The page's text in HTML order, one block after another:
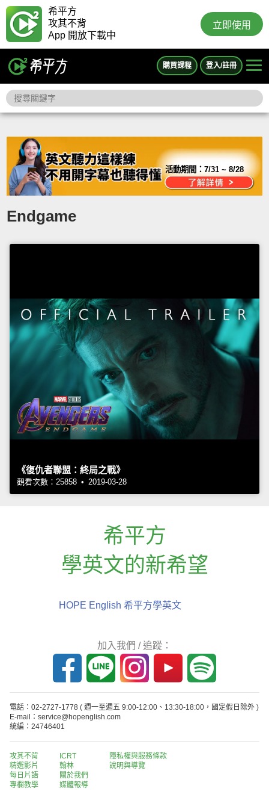
希平方
攻其不背
App 開放下載中
立即使用
購買課程 登入/註冊
活動期間：7/31 ~ 8/28
Endgame
《復仇者聯盟：終局之戰》
觀看次數：25858 • 2019-03-28
希平方
學英文的新希望
HOPE English 希平方學英文
加入我們 / 追蹤：
電話：02-2727-1778 ( 週一至週五 9:00-12:00、13:30-18:00，國定假日除外 )
E-mail：service@hopenglish.com
統編：24746401
攻其不背
精選影片
每日片語
專欄教學
ICRT
翰林
關於我們
媒體報導
隱私權與服務條款
說明與導覽